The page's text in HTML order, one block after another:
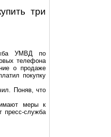
три
УМВД по
телефона
о продаже
покупку
Поняв, что
меры к
пресс-служба